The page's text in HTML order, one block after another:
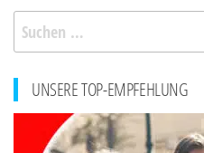
Suchen
nach:
UNSERE TOP-EMPFEHLUNG